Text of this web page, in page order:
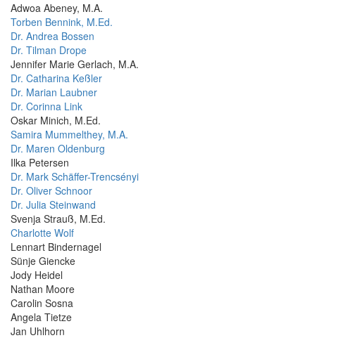
Adwoa Abeney, M.A.
Torben Bennink, M.Ed.
Dr. Andrea Bossen
Dr. Tilman Drope
Jennifer Marie Gerlach, M.A.
Dr. Catharina Keßler
Dr. Marian Laubner
Dr. Corinna Link
Oskar Minich, M.Ed.
Samira Mummelthey, M.A.
Dr. Maren Oldenburg
Ilka Petersen
Dr. Mark Schäffer-Trencsényi
Dr. Oliver Schnoor
Dr. Julia Steinwand
Svenja Strauß, M.Ed.
Charlotte Wolf
Lennart Bindernagel
Sünje Giencke
Jody Heidel
Nathan Moore
Carolin Sosna
Angela Tietze
Jan Uhlhorn